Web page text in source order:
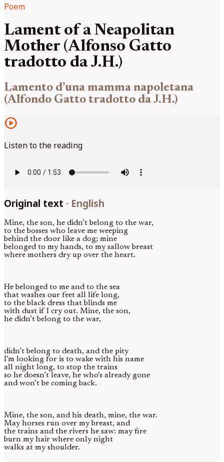
Poem
Lament of a Neapolitan
Mother (Alfonso Gatto
tradotto da J.H.)
Lamento d’una mamma napoletana
(Alfondo Gatto tradotto da J.H.)
play_circle
Listen to the reading
Original text · English
Mine, the son, he didn’t belong to the war,
to the bosses who leave me weeping
behind the door like a dog; mine
belonged to my hands, to my sallow breast
where mothers dry up over the heart.
He belonged to me and to the sea
that washes our feet all life long,
to the black dress that blinds me
with dust if I cry out. Mine, the son,
he didn’t belong to the war,
didn’t belong to death, and the pity
I’m looking for is to wake with his name
all night long, to stop the trains
so he doesn’t leave, he who’s already gone
and won’t be coming back.
Mine, the son, and his death, mine, the war.
May horses run over my breast, and
the trains and the rivers he saw: may fire
burn my hair where only night
walks at my shoulder.